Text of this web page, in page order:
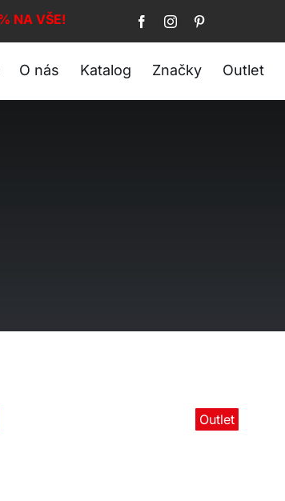
NA VŠE!
O nás Katalog Značky Outlet
Outlet